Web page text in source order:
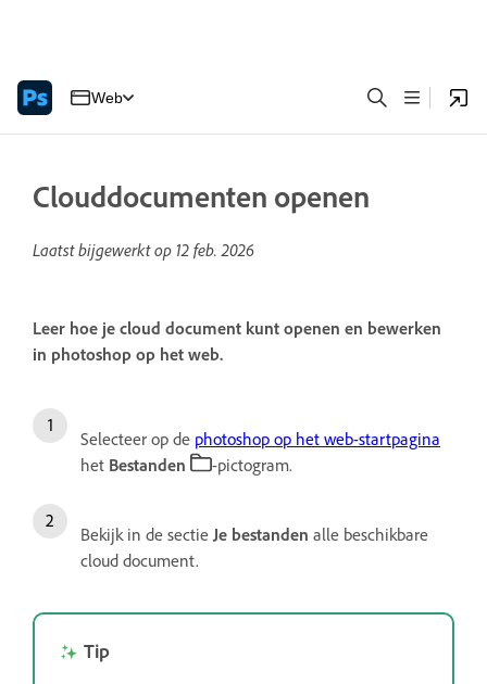
Web
Clouddocumenten openen
Laatst bijgewerkt op 12 feb. 2026
Leer hoe je cloud document kunt openen en bewerken
in photoshop op het web.
Selecteer op de photoshop op het web-startpagina
het Bestanden -pictogram.
Bekijk in de sectie Je bestanden alle beschikbare
cloud document.
Tip